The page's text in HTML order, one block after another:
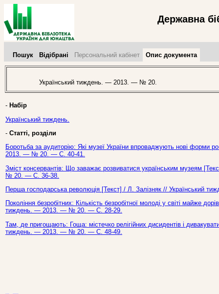
Державна
Пошук Відібрані Персональний кабінет Опис документа
Український тиждень. — 2013. — № 20.
- Набір
Український тиждень.
- Статті, розділи
Боротьба за аудиторію: Які музеї України впроваджують нові форми
2013. — № 20. — С. 40-41.
Зміст консервантів: Що заважає розвиватися українським музеям
№ 20. — С. 36-38.
Перша господарська революція [Текст] / Л. Залізняк //
Покоління безробітних: Кількість безробітної молоді у світі майже
тиждень. — 2013. — № 20. — С. 28-29.
Там, де пригощають: Гоща: містечко релігійних дисидентів і
тиждень. — 2013. — № 20. — С. 48-49.